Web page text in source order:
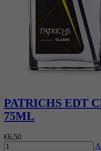
PATRICHS EDT
75ML
€6,50